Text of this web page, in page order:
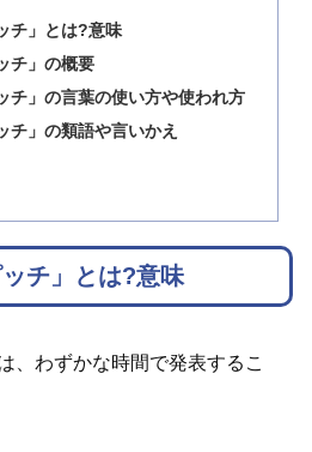
チ」とは?意味
チ」の概要
チ」の言葉の使い方や使われ方
チ」の類語や言いかえ
ッチ」とは?意味
、わずかな時間で発表するこ